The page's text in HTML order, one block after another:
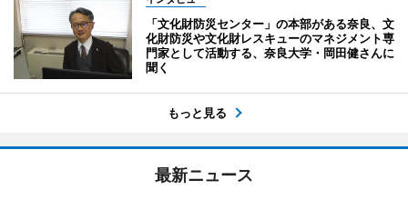
「文化財防災センター」の本部がある奈良、文
化財防災や文化財レスキューのマネジメント専
門家として活動する、奈良大学・岡田健さんに
聞く
もっと見る
最新ニュース